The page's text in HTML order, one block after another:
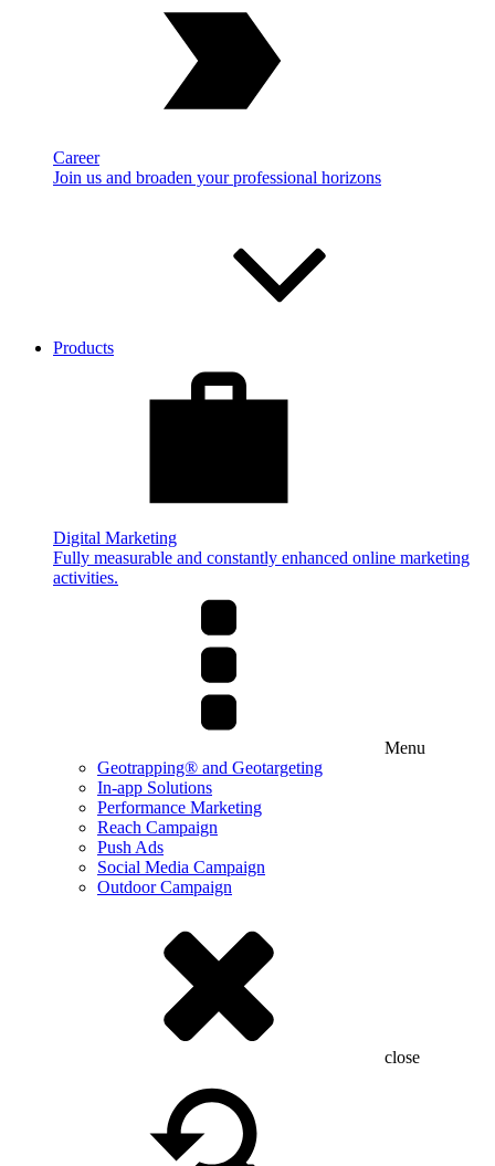
Career
Join us and broaden your professional horizons
Products
Digital Marketing
Fully measurable and constantly enhanced online marketing
activities.
Menu
Geotrapping® and Geotargeting
In-app Solutions
Performance Marketing
Reach Campaign
Push Ads
Social Media Campaign
Outdoor Campaign
close